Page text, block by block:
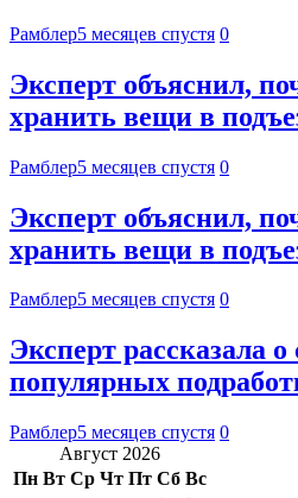
Рамблер5 месяцев спустя 0
Эксперт объяснил,
хранить вещи в
Рамблер5 месяцев спустя 0
Эксперт объяснил,
хранить вещи в
Рамблер5 месяцев спустя 0
Эксперт рассказала
популярных
Рамблер5 месяцев спустя 0
Август 2026
Пн Вт Ср Чт Пт Сб Вс